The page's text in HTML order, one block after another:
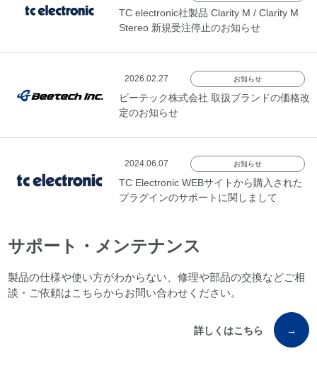
TC electronic社製品 Clarity M / Clarity M
Stereo 新規受注停止のお知らせ
2026.02.27 お知らせ
ビーテック株式会社 取扱ブランドの価格改
定のお知らせ
2024.06.07 お知らせ
TC Electronic WEBサイトから購入された
プラグインのサポートに関しまして
サポート・メンテナンス
製品の仕様や使い方がわからない、修理や部品の交換などご相
談・ご依頼はこちらからお問い合わせください。
詳しくはこちら →